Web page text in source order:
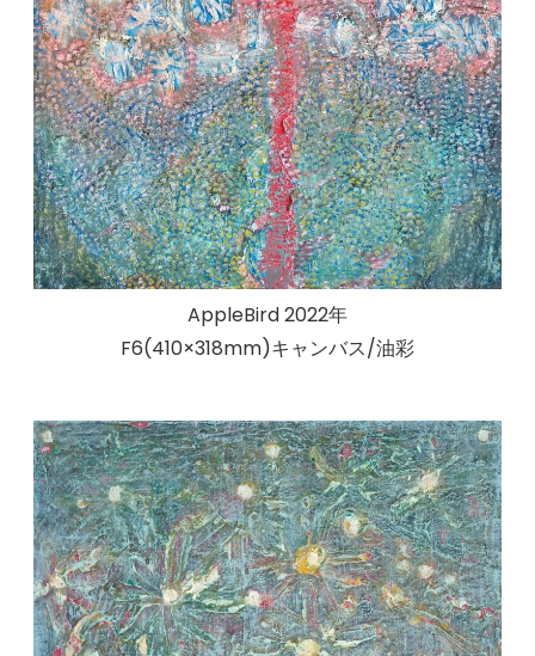
AppleBird 2022年
F6(410×318mm)キャンバス/油彩